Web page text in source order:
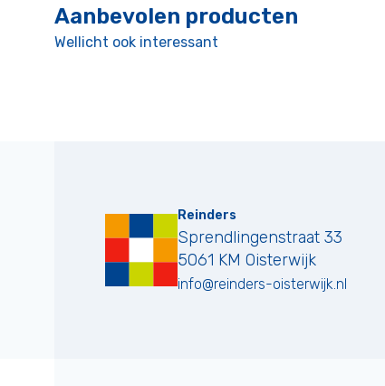
Aanbevolen producten
Wellicht ook interessant
Reinders
Sprendlingenstraat 33
5061 KM Oisterwijk
info@reinders-oisterwijk.nl